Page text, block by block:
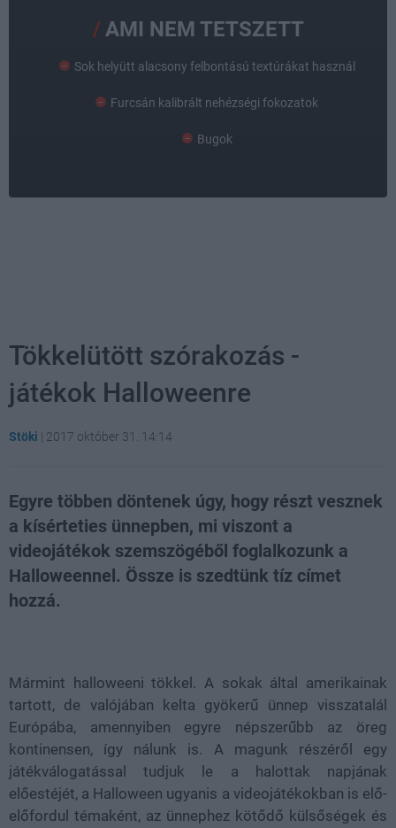
AMI NEM TETSZETT
Sok helyütt alacsony felbontású textúrákat használ
Furcsán kalibrált nehézségi fokozatok
Bugok
Tökkelütött szórakozás -
játékok Halloweenre
Stöki | 2017 október 31. 14:14
Egyre többen döntenek úgy, hogy részt vesznek
a kísérteties ünnepben, mi viszont a
videojátékok szemszögéből foglalkozunk a
Halloweennel. Össze is szedtünk tíz címet
hozzá.
Mármint halloweeni tökkel. A sokak által amerikainak
tartott, de valójában kelta gyökerű ünnep visszatalál
Európába, amennyiben egyre népszerűbb az öreg
kontinensen, így nálunk is. A magunk részéről egy
játékválogatással tudjuk le a halottak napjának
előestéjét, a Halloween ugyanis a videojátékokban is elő-
előfordul témaként, az ünnephez kötődő külsőségek és